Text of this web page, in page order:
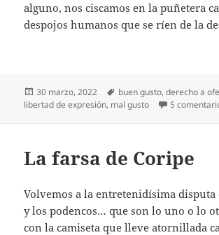
alguno, nos ciscamos en la puñetera
despojos humanos que se ríen de la
Publicado
el
30 marzo, 2022 Etiquetas
buen gusto,derecho a
libertad de expresión, mal gusto 5
La farsa de Coripe
Volvemos a la entretenidísima disputa
y los podencos… que son lo uno o lo
con la camiseta que lleve atornillada